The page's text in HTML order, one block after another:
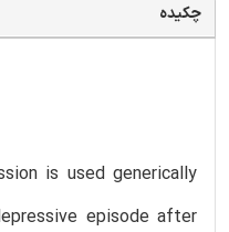
چکیده
is used generically
episode after